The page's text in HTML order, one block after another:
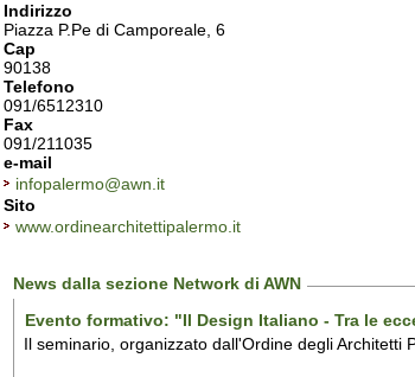
Indirizzo
Piazza P.Pe di Camporeale, 6
Cap
90138
Telefono
091/6512310
Fax
091/211035
e-mail
infopalermo@awn.it
Sito
www.ordinearchitettipalermo.it
News dalla sezione Network di AWN
Evento formativo: "Il Design Italiano - Tra le
Il seminario, organizzato dall'Ordine degli